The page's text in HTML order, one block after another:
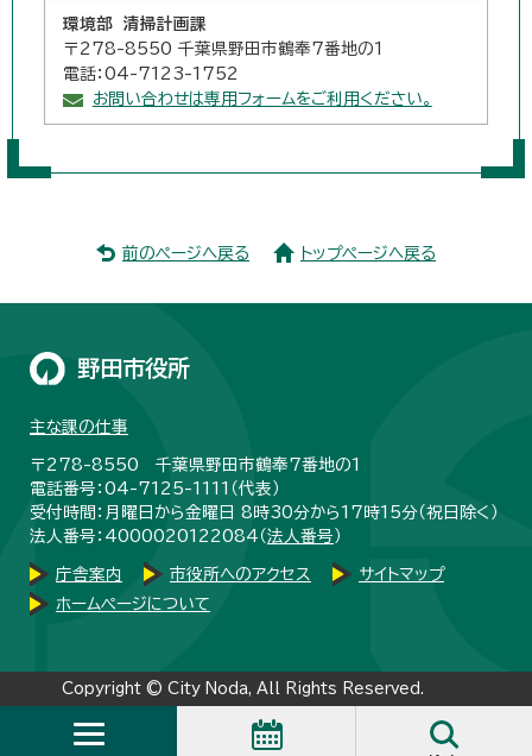
環境部 清掃計画課
〒278-8550 千葉県野田市鶴奉7番地の1
電話：04-7123-1752
お問い合わせは専用フォームをご利用ください。
前のページへ戻る トップページへ戻る
野田市役所
主な課の仕事
〒278-8550 千葉県野田市鶴奉7番地の1
電話番号：04-7125-1111（代表）
受付時間：月曜日から金曜日 8時30分から17時15分（祝日除く）
法人番号：4000020122084（法人番号 ）
庁舎案内 市役所へのアクセス
サイトマップ
ホームページについて
Copyright © City Noda, All Rights Reserved.